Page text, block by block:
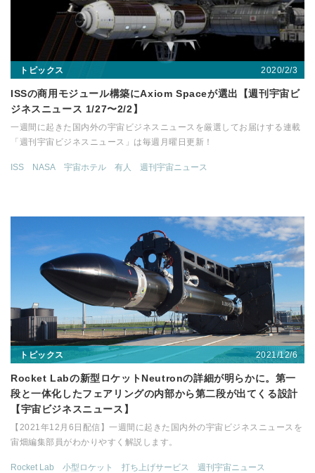
トピックス 2020/2/3
ISSの商用モジュール構築にAxiom Spaceが選出【週刊宇宙ビ
ジネスニュース 1/27〜2/2】
一週間に起きた国内外の宇宙ビジネスニュースを厳選してお届けする連載
「週刊宇宙ビジネスニュース」は毎週月曜日更新！
ISS NASA 宇宙ホテル 有人 週刊宇宙ニュース
トピックス 2021/12/6
Rocket Labの新型ロケットNeutronの詳細が明らかに。第一
段と一体化したフェアリングの内部から第二段が出てくる設計
【宇宙ビジネスニュース】
【2021年12月6日配信】一週間に起きた国内外の宇宙ビジネスニュースを
宙畑編集部員がわかりやすく解説します。
Rocket Lab 小型ロケット 打ち上げサービス 週刊宇宙ニュース